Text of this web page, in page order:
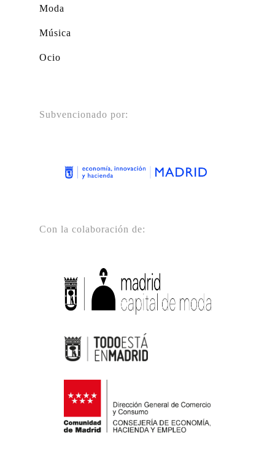
Moda
Música
Ocio
Subvencionado por:
Con la colaboración de: